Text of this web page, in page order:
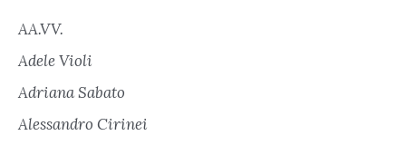
AA.VV.
Adele Violi
Adriana Sabato
Alessandro Cirinei